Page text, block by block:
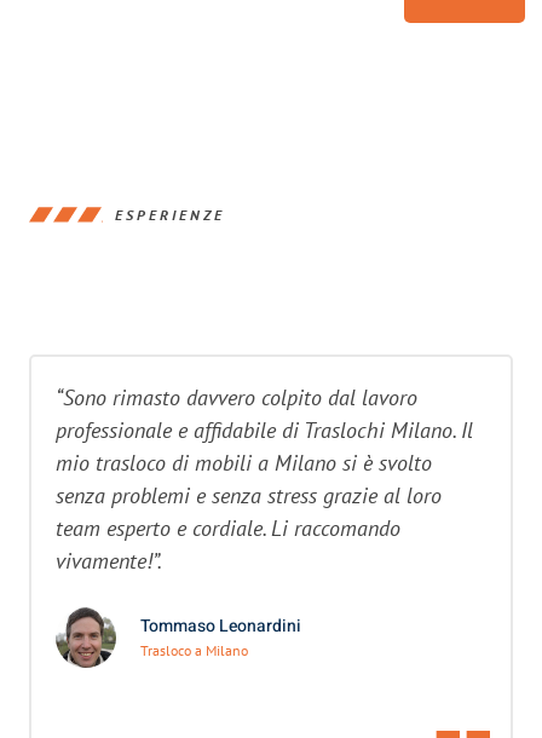
ESPERIENZE
“Sono rimasto davvero colpito dal lavoro
professionale e affidabile di Traslochi Milano. Il
mio trasloco di mobili a Milano si è svolto
senza problemi e senza stress grazie al loro
team esperto e cordiale. Li raccomando
vivamente!”.
Tommaso Leonardini
Trasloco a Milano